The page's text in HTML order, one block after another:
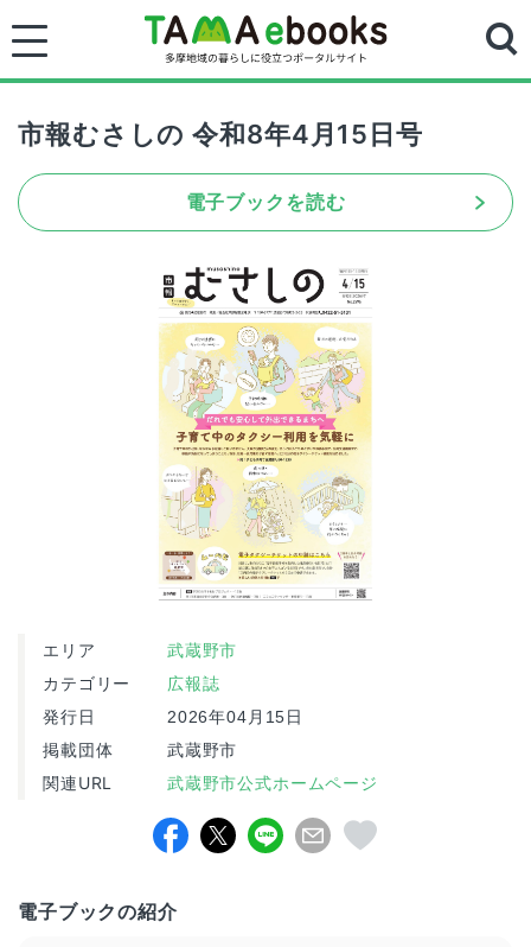
市報むさしの 令和8年4月15日号
電子ブックを読む
エリア 武蔵野市
カテゴリー 広報誌
発行日 2026年04月15日
掲載団体 武蔵野市
関連URL 武蔵野市公式ホームページ
電子ブックの紹介